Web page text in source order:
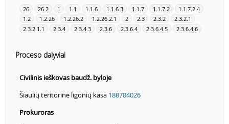
26 26.2 1 1.1 1.1.6 1.1.6.3 1.1.7 1.1.7.2
1.1.7.2.4
1.2
1.2.26 1.2.26.2 1.2.26.2.1 2 2.3 2.3.2
2.3.2.1
2.3.2.1.1
2.3.4 2.3.4.3 2.3.6 2.3.6.4 2.3.6.4.5 2.3.6.4.6
Proceso dalyviai
Civilinis ieškovas baudž. byloje
Šiaulių teritorinė ligonių kasa 188784026
Prokuroras